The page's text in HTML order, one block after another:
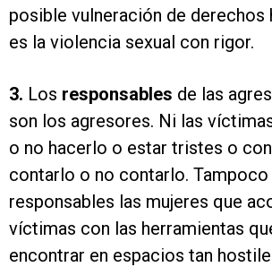
posible vulneración de derechos
es la violencia sexual con rigor.
3. Los responsables de las
son los agresores. Ni las
o no hacerlo o estar tristes o
contarlo o no contarlo. Tampoco
responsables las mujeres que
víctimas con las herramientas
encontrar en espacios tan